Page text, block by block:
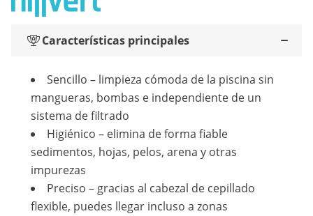
Características principales
Sencillo – limpieza cómoda de la piscina sin
mangueras, bombas e independiente de un
sistema de filtrado
Higiénico – elimina de forma fiable
sedimentos, hojas, pelos, arena y otras
impurezas
Preciso – gracias al cabezal de cepillado
flexible, puedes llegar incluso a zonas